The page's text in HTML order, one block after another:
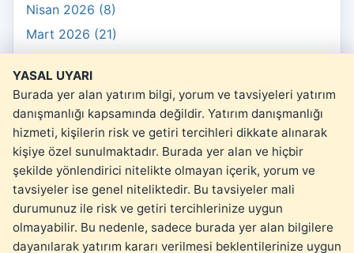
Nisan 2026 (8)
Mart 2026 (21)
Şubat 2026 (10)
Ocak 2026 (3)
Yasal Uyarı
YASAL UYARI
Burada yer alan yatırım bilgi, yorum ve tavsiyeleri yatırım
danışmanlığı kapsamında değildir. Yatırım danışmanlığı
hizmeti, kişilerin risk ve getiri tercihleri dikkate alınarak
kişiye özel sunulmaktadır. Burada yer alan ve hiçbir
şekilde yönlendirici nitelikte olmayan içerik, yorum ve
tavsiyeler ise genel niteliktedir. Bu tavsiyeler mali
durumunuz ile risk ve getiri tercihlerinize uygun
olmayabilir. Bu nedenle, sadece burada yer alan bilgilere
dayanılarak yatırım kararı verilmesi beklentilerinize uygun
© 2026 kartopu.money